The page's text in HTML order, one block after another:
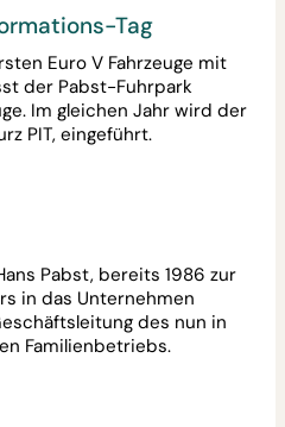
Tag
Euro V Fahrzeuge mit
der Pabst-Fuhrpark
Im gleichen Jahr wird der
PIT, eingeführt.
Pabst, bereits 1986 zur
in das Unternehmen
des nun in
Familienbetriebs.